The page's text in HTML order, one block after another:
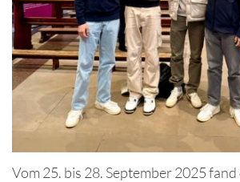
Vom 25. bis 28. September 2025